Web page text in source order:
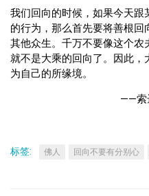
我们回向的时候，如果今天
的行为，那么首先要将善根
其他众生。千万不要像这个
就不是大乘的回向了。因此
为自己的所缘境。
——索
标签: 佛人 回向不要有分别心